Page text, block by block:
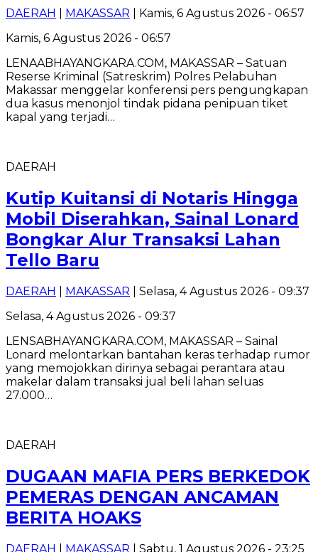
DAERAH MAKASSAR | Kamis, 6 Agustus 2026 - 06:57
Kamis, 6 Agustus 2026 - 06:57
LENAABHAYANGKARA.COM, MAKASSAR – Satuan
Reserse Kriminal (Satreskrim) Polres Pelabuhan
Makassar menggelar konferensi pers pengungkapan
dua kasus menonjol tindak pidana penipuan tiket
kapal yang terjadi…
DAERAH
Kutip Kuitansi di Notaris Hingga
Mobil Diserahkan, Sainal Lonard
Bongkar Alur Transaksi Lahan
Tello Baru
DAERAH MAKASSAR | Selasa, 4 Agustus 2026 - 09:37
Selasa, 4 Agustus 2026 - 09:37
LENSABHAYANGKARA.COM, MAKASSAR – Sainal
Lonard melontarkan bantahan keras terhadap rumor
yang memojokkan dirinya sebagai perantara atau
makelar dalam transaksi jual beli lahan seluas
27.000…
DAERAH
DUGAAN MAFIA PERS BERKEDOK
PEMERAS DENGAN ANCAMAN
BERITA HOAKS
DAERAH MAKASSAR | Sabtu, 1 Agustus 2026 - 23:25